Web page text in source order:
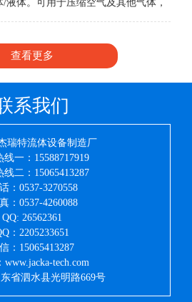
液体。可用于压缩空气及其他气体，
查看更多
系我们
瑞特流体设备制造厂
线一：15588717919
线二：15065413287
：0537-3270558
：0537-4260088
QQ: 26562361
：2205233651
：15065413287
www.jacka-tech.com
省泗水县光明路669号